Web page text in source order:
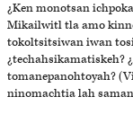
¿Ken monotsan
Mikailwitl tla amo
tokoltsitsiwan iwan
tomanepanohtoyah?
ninomachtia lah